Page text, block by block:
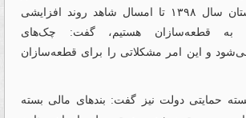
با بیان اینکه از زمستان سال ۱۳۹۸ تا امسال شاهد روند افزایشی
به قطعه‌سازان هستیم، گفت: چک‌‌‌های
و این امر مشکلاتی را برای قطعه‌سازان
حمایتی دولت نیز گفت: بندهای مالی بسته